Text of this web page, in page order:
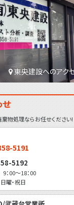
東央建設へのアク
棄物処理ならお任せください!
5191
5192
00～18：00
曜・祝日